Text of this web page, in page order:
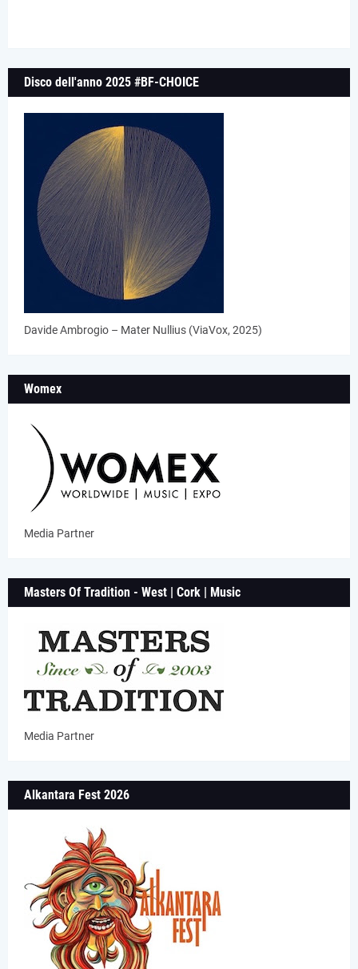
Disco dell'anno 2025 #BF-CHOICE
Davide Ambrogio – Mater Nullius (ViaVox, 2025)
Womex
Media Partner
Masters Of Tradition - West | Cork | Music
Media Partner
Alkantara Fest 2026